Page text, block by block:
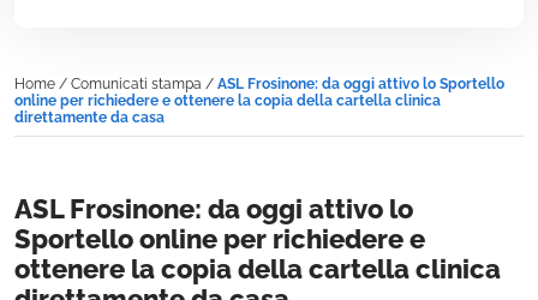
Home / Comunicati stampa / ASL Frosinone: da oggi attivo lo Sportello
online per richiedere e ottenere la copia della cartella clinica
direttamente da casa
ASL Frosinone: da oggi attivo lo
Sportello online per richiedere e
ottenere la copia della cartella clinica